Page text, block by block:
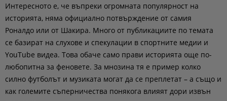
Интересното е, че въпреки огромната популярност на
историята, няма официално потвърждение от самия
Роналдо или от Шакира. Много от публикациите по темата
се базират на слухове и спекулации в спортните медии и
YouTube видеа. Това обаче само прави историята още по-
любопитна за феновете. За мнозина тя е пример колко
силно футболът и музиката могат да се преплетат – а също и
как големите съперничества понякога влияят дори извън